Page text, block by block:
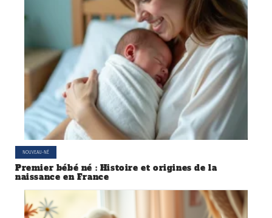
NOUVEAU-NÉ
Premier bébé né : Histoire et origines de la
naissance en France